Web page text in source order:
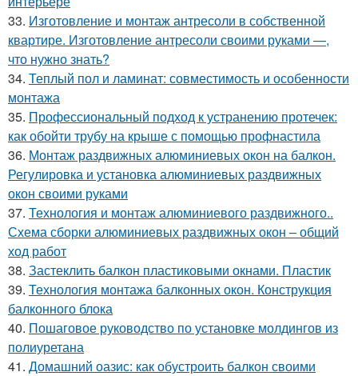
33. Изготовление и монтаж антресоли в собственной
квартире. Изготовление антресоли своими руками —,
что нужно знать?
34. Теплый пол и ламинат: совместимость и особенности
монтажа
35. Профессиональный подход к устранению протечек:
как обойти трубу на крыше с помощью профнастила
36. Монтаж раздвижных алюминиевых окон на балкон.
Регулировка и установка алюминиевых раздвижных
окон своими руками
37. Технология и монтаж алюминиевого раздвижного..
Схема сборки алюминиевых раздвижных окон – общий
ход работ
38. Застеклить балкон пластиковыми окнами. Пластик
39. Технология монтажа балконных окон. Конструкция
балконного блока
40. Пошаговое руководство по установке молдингов из
полиуретана
41. Домашний оазис: как обустроить балкон своими